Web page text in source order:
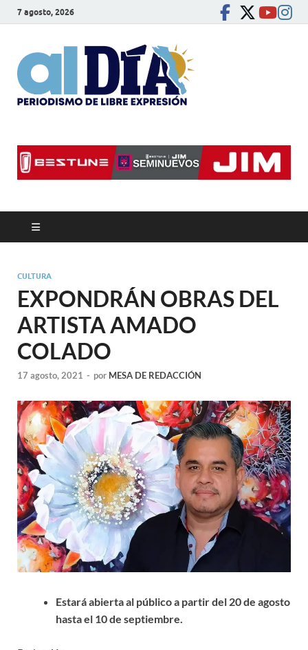
7 agosto, 2026
CULTURA
EXPONDRÁN OBRAS DEL
ARTISTA AMADO
COLADO
17 agosto, 2021 - por MESA DE REDACCIÓN
Estará abierta al público a partir del 20 de agosto
hasta el 10 de septiembre.